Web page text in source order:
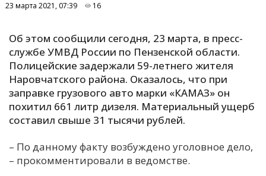
А
Б
О
П
Р
23 марта 2021, 07:39 16
Об этом сообщили сегодня, 23 марта, в пресс-
службе УМВД России по Пензенской области.
Полицейские задержали 59-летнего жителя
Наровчатского района. Оказалось, что при
заправке грузового авто марки «КАМАЗ» он
похитил 661 литр дизеля. Материальный ущерб
составил свыше 31 тысячи рублей.
– По данному факту возбуждено уголовное дело,
– прокомментировали в ведомстве.